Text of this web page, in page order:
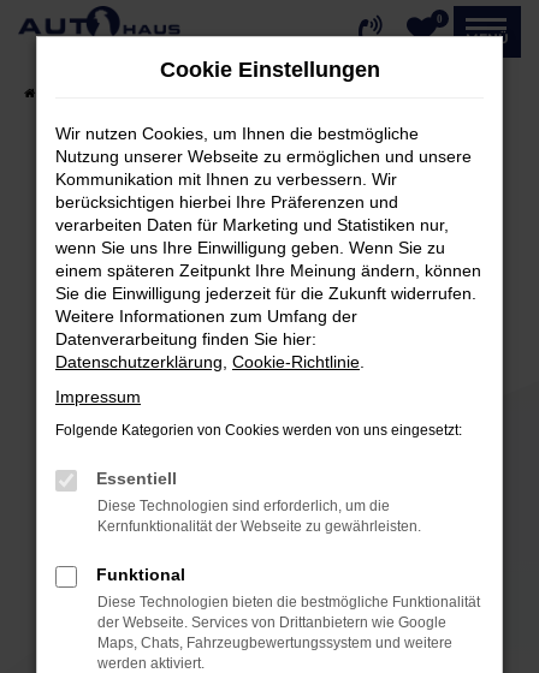
Zum
0
MENÜ
Fehler: Network Error
Beim Laden ist ein Fehler aufgetreten.
Hier sind ein paar Tipps, die dir helfen können:
Überprüfe deine Firewall und deine
Internetverbindung.
Laden andere Webseiten, zum Beispiel deine
Suchmaschine?
Prüfe deine Browsererweiterungen.
können das Laden bestimmter Seiten
verhindern. Funktioniert die Seite in einem
anderen Browser oder in einem privaten
Fenster?
Starte dein Gerät neu.
Das kann manchmal helfen, vorübergehende
Probleme zu beheben.
Cookie Einstellungen
Wir nutzen Cookies, um Ihnen die bestmögliche
Nutzung unserer Webseite zu ermöglichen und unsere
Kommunikation mit Ihnen zu verbessern. Wir
berücksichtigen hierbei Ihre Präferenzen und
verarbeiten Daten für Marketing und Statistiken nur,
wenn Sie uns Ihre Einwilligung geben. Wenn Sie zu
einem späteren Zeitpunkt Ihre Meinung ändern, können
Sie die Einwilligung jederzeit für die Zukunft widerrufen.
Weitere Informationen zum Umfang der
Datenverarbeitung finden Sie hier:
Datenschutzerklärung Cookie-Richtlinie
Impressum
Folgende Kategorien von Cookies werden von uns eingesetzt:
Essentiell
Diese Technologien sind erforderlich, um die
Kernfunktionalität der Webseite zu gewährleisten.
Funktional
Diese Technologien bieten die bestmögliche Funktionalität
der Webseite. Services von Drittanbietern wie Google
Maps, Chats, Fahrzeugbewertungssystem und weitere
werden aktiviert.